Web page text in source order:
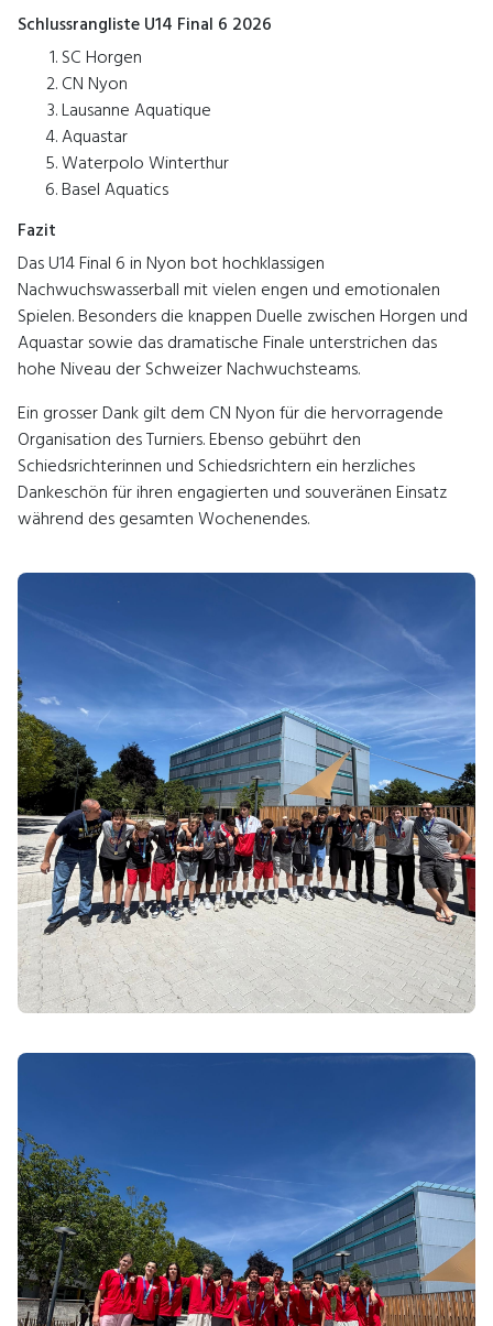
Schlussrangliste U14 Final 6 2026
SC Horgen
CN Nyon
Lausanne Aquatique
Aquastar
Waterpolo Winterthur
Basel Aquatics
Fazit
Das U14 Final 6 in Nyon bot hochklassigen
Nachwuchswasserball mit vielen engen und emotionalen
Spielen. Besonders die knappen Duelle zwischen Horgen und
Aquastar sowie das dramatische Finale unterstrichen das
hohe Niveau der Schweizer Nachwuchsteams.
Ein grosser Dank gilt dem CN Nyonfür die hervorragende
Organisation des Turniers. Ebenso gebührt den
Schiedsrichterinnen und Schiedsrichtern ein herzliches
Dankeschön für ihren engagierten und souveränen Einsatz
während des gesamten Wochenendes.